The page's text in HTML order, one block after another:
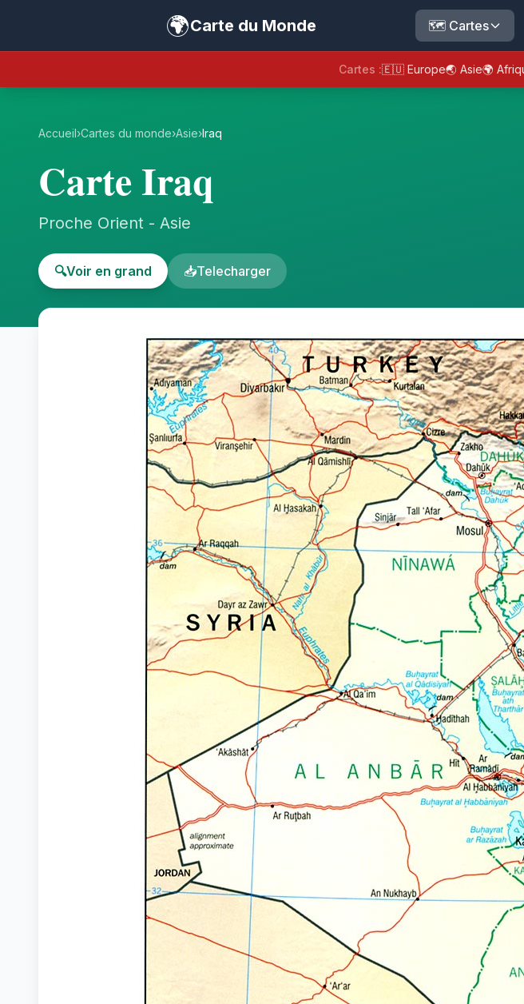
🌍Carte du Monde 🗺️ Cartes
Cartes :🇪🇺 Europe🌏 Asie🌍
Accueil›Cartes du monde›Asie›Iraq
Carte Iraq
Proche Orient - Asie
🔍Voir en grand 📥Telecharger